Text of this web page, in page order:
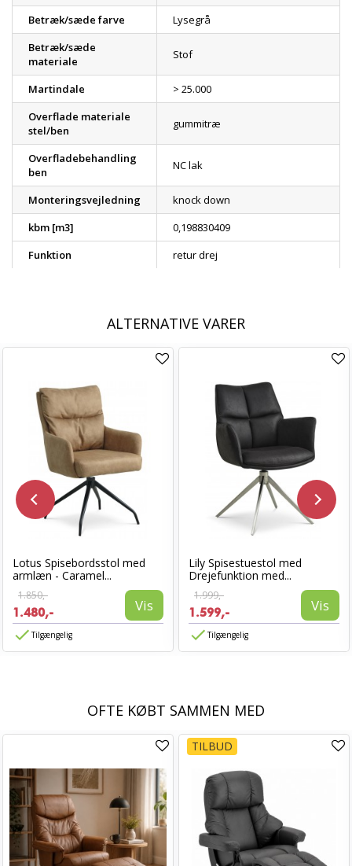
Betræk/sæde farve
Lysegrå
Betræk/sæde
materiale
Stof
Martindale
> 25.000
Overflade materiale
stel/ben
gummitræ
Overfladebehandling
ben
NC lak
Monteringsvejledning
knock down
kbm [m3]
0,198830409
Funktion
retur drej
ALTERNATIVE VARER
Lotus Spisebordsstol med
armlæn - Caramel...
1.850,-
1.480,- Vis
Tilgængelig
Lily Spisestuestol med
Drejefunktion med...
1.999,-
1.599,- Vis
Tilgængelig
OFTE KØBT SAMMEN MED
TILBUD